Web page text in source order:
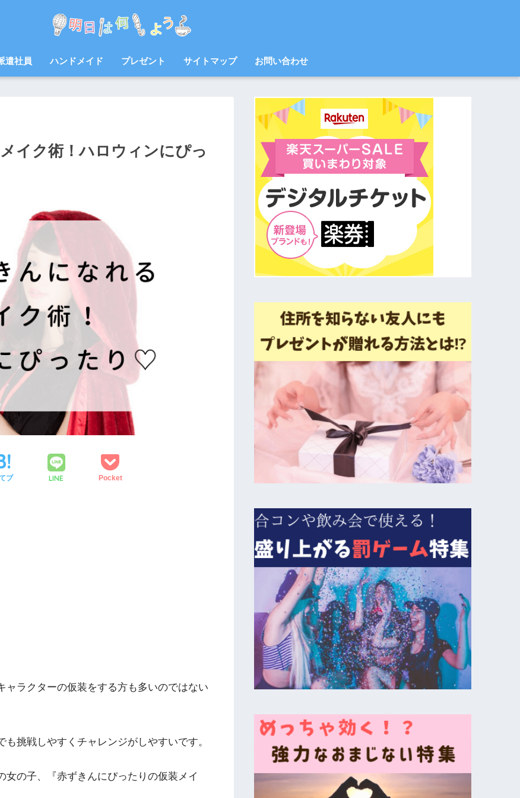
遣社員 ハンドメイド プレゼント サイトマップ お問い合わせ
イク術！ハロウィンにぴっ
ブ LINE Pocket
ャラクターの仮装をする方も多いのではない
挑戦しやすくチャレンジがしやすいです。
の子、『赤ずきんにぴったりの仮装メイ